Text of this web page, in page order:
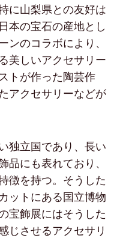
に山梨県との友好は
本の宝石の産地とし
ンのコラボにより、
美しいアクセサリー
トが作った陶芸作
アクセサリーなどが
独立国であり、長い
品にも表れており、
徴を持つ。そうした
ットにある国立博物
宝飾展にはそうした
じさせるアクセサリ